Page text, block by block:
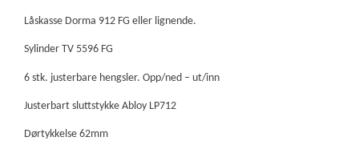
Låskasse Dorma 912 FG eller lignende.
Sylinder TV 5596 FG
6 stk. justerbare hengsler. Opp/ned – ut/inn
Justerbart sluttstykke Abloy LP712
Dørtykkelse 62mm